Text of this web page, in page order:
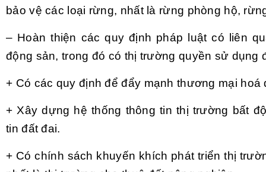
bảo vệ các loại rừng, nhất là rừng phòng hộ,
– Hoàn thiện các quy định pháp luật có liên
động sản, trong đó có thị trường quyền sử dụng
+ Có các quy định để đẩy mạnh thương mại
+ Xây dựng hệ thống thông tin thị trường bất
tin đất đai.
+ Có chính sách khuyến khích phát triển thị